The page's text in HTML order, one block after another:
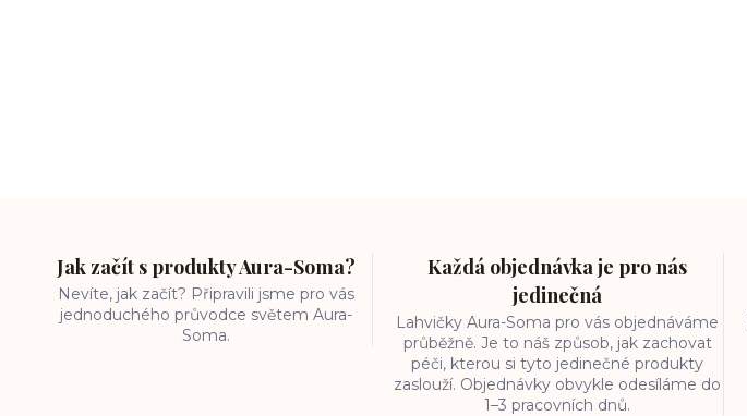
Jak začít s produkty Aura-Soma?
Nevíte, jak začít? Připravili jsme pro vás
jednoduchého průvodce světem Aura-
Soma.
Každá objednávka je pro nás
jedinečná
Lahvičky Aura-Soma pro vás objednáváme
průběžně. Je to náš způsob, jak zachovat
péči, kterou si tyto jedinečné produkty
zaslouží. Objednávky obvykle odesíláme do
1–3 pracovních dnů.